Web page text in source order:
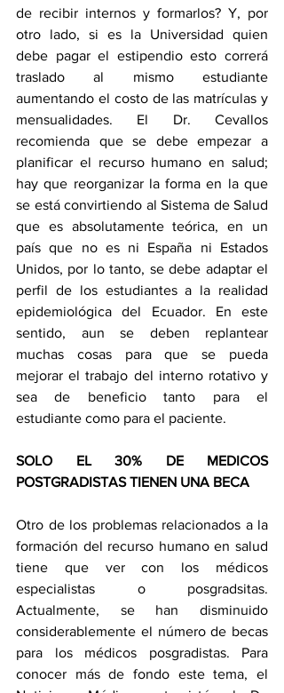
de recibir internos y formarlos? Y, por
otro lado, si es la Universidad quien
debe pagar el estipendio esto correrá
traslado al mismo estudiante
aumentando el costo de las matrículas y
mensualidades. El Dr. Cevallos
recomienda que se debe empezar a
planificar el recurso humano en salud;
hay que reorganizar la forma en la que
se está convirtiendo al Sistema de Salud
que es absolutamente teórica, en un
país que no es ni España ni Estados
Unidos, por lo tanto, se debe adaptar el
perfil de los estudiantes a la realidad
epidemiológica del Ecuador. En este
sentido, aun se deben replantear
muchas cosas para que se pueda
mejorar el trabajo del interno rotativo y
sea de beneficio tanto para el
estudiante como para el paciente.
SOLO EL 30% DE MEDICOS
POSTGRADISTAS TIENEN UNA BECA
Otro de los problemas relacionados a la
formación del recurso humano en salud
tiene que ver con los médicos
especialistas o posgradsitas.
Actualmente, se han disminuido
considerablemente el número de becas
para los médicos posgradistas. Para
conocer más de fondo este tema, el